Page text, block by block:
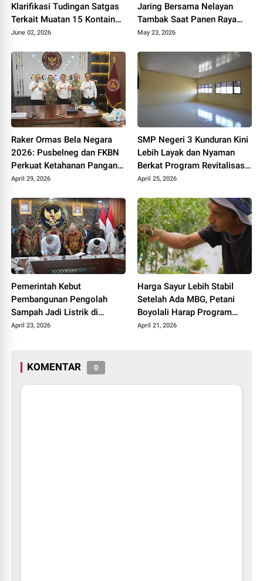
Klarifikasi Tudingan Satgas
Terkait Muatan 15 Kontainer
PT PMM: Sudah Layak
June 02, 2026
Jaring Bersama Nelayan
Tambak Saat Panen Raya
Udang di Kebumen
May 23, 2026
Raker Ormas Bela Negara
2026: Pusbelneg dan FKBN
Perkuat Ketahanan Pangan
Nasional
April 29, 2026
SMP Negeri 3 Kunduran Kini
Lebih Layak dan Nyaman
Berkat Program Revitalisasi
Sekolah dari Pemerintah
April 25, 2026
Pemerintah Kebut
Pembangunan Pengolah
Sampah Jadi Listrik di
Bekasi, Bogor, hingga
April 23, 2026
Harga Sayur Lebih Stabil
Setelah Ada MBG, Petani
Boyolali Harap Program
Terus Berlanjut
April 21, 2026
KOMENTAR 0